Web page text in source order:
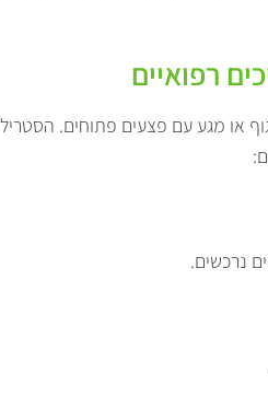
רפואיים
או מגע עם פצעים פתוחים.
נרכשים.